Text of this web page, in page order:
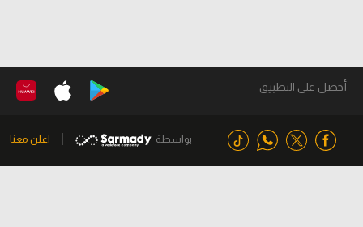
أحصل على التطبيق
بواسطة اعلن معنا